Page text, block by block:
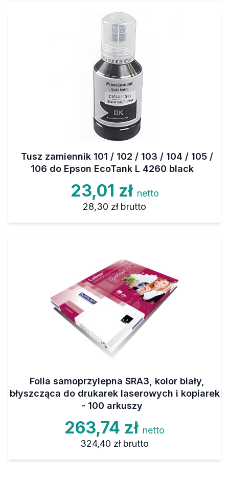
Tusz zamiennik 101 / 102 / 103 / 104 / 105 /
106 do Epson EcoTank L 4260 black
23,01 zł netto
28,30 zł brutto
Folia samoprzylepna SRA3, kolor biały,
błyszcząca do drukarek laserowych i kopiarek
- 100 arkuszy
263,74 zł netto
324,40 zł brutto